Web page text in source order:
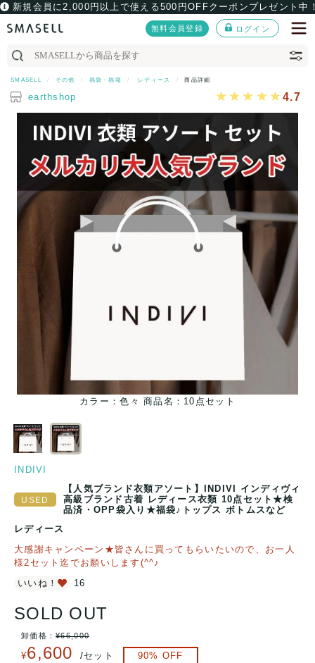
新規会員に2,000円以上で使える500円OFFクーポンプレゼント中
無料会員登録 ログイン
SMASELL その他 福袋・福箱 レディース 商品詳細
earthshop 4.7
カラー：色々 商品名：10点セット
INDIVI
【人気ブランド衣類アソート】INDIVI インディヴィ
高級ブランド古着 レディース衣類 10点セット★検
品済・OPP袋入り★福袋♪トップス ボトムスなど
レディース
大感謝キャンペーン★皆さんに買ってもらいたいので、お一人
様2セット迄でお願いします(^^♪
いいね！
16
SOLD OUT
卸価格：¥66,000
¥6,600 /セット 90% OFF